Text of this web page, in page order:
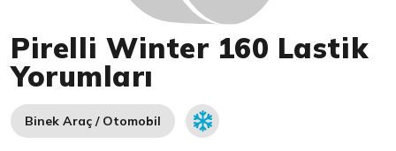
Pirelli Winter 160 Lastik
Yorumları
Binek Araç / Otomobil